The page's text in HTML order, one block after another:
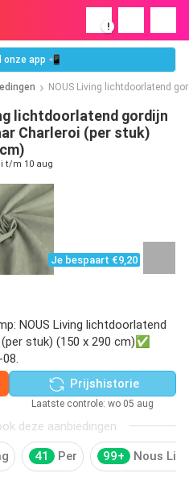
!
onze app 📲
NOUS Living lichtdoorlatend
lichtdoorlatend gordijn
Charleroi (per stuk)
t/m 10 aug
Je bespaart €9,20
NOUS Living lichtdoorlatend
stuk) (150 x 290 cm)✅
Prijshistorie
Laatste controle: wo 05 aug
deze aanbiedingen
41 Per 99+ Nous